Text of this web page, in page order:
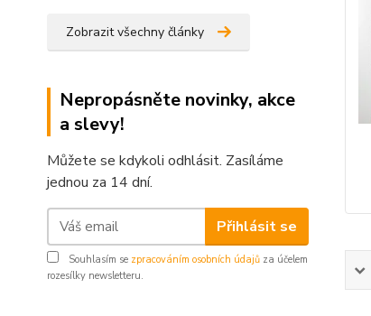
Zobrazit všechny články
Nepropásněte novinky, akce
a slevy!
Můžete se kdykoli odhlásit. Zasíláme
jednou za 14 dní.
Přihlásit se
Souhlasím se zpracováním osobních údajů za účelem
rozesílky newsletteru.